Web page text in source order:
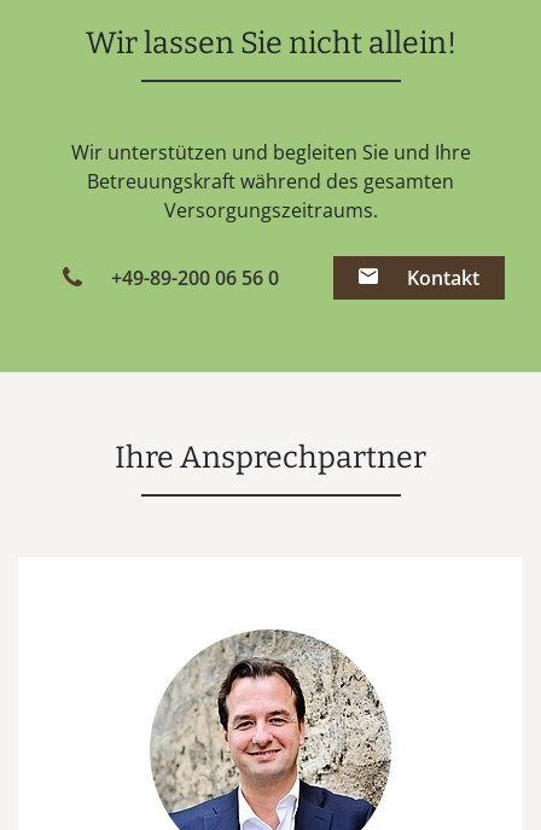
Wir lassen Sie nicht allein!
Wir unterstützen und begleiten Sie und Ihre
Betreuungskraft während des gesamten
Versorgungszeitraums.
+49-89-200 06 56 0 Kontakt
Ihre Ansprechpartner